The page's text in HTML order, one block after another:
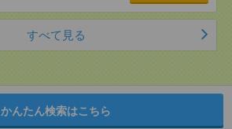
すべて見る
かんたん検索はこちら